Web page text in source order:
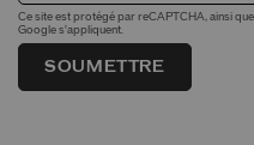
Ce site est protégé par reCAPTCHA, ainsi
Google s'appliquent.
SOUMETTRE